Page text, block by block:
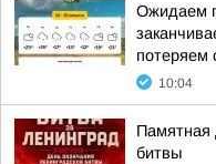
Ожидаем
потеряем
10:04
Памятная
битвы